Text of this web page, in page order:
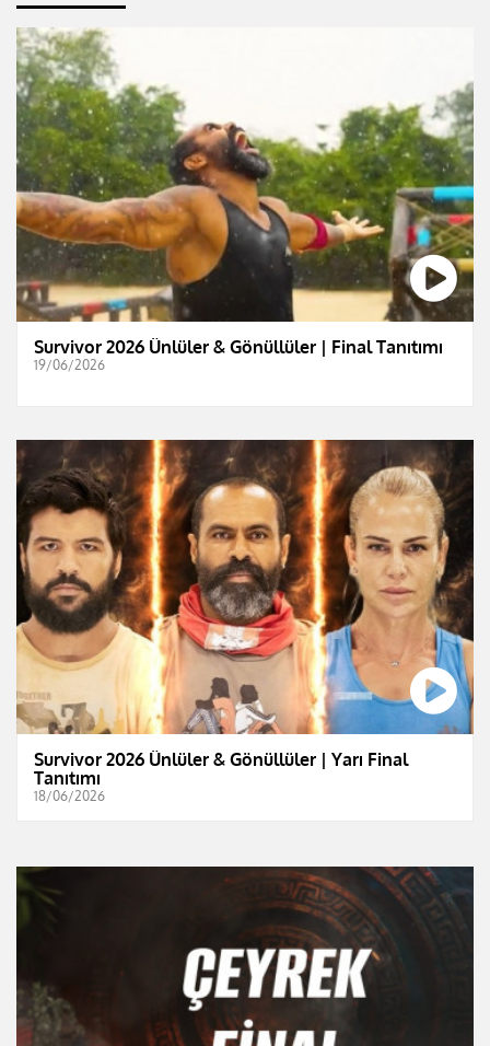
Survivor 2026 Ünlüler & Gönüllüler | Final Tanıtımı
19/06/2026
Survivor 2026 Ünlüler & Gönüllüler | Yarı Final
Tanıtımı
18/06/2026